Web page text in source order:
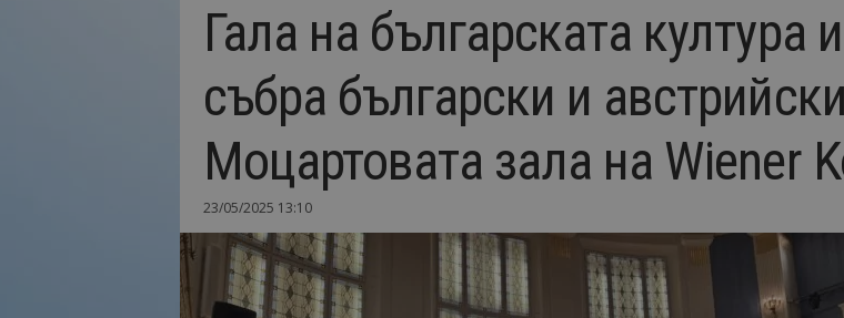
о
т
Гала на българската култура
събра български и
Моцартовата зала на Wiener
23/05/2025 13:10